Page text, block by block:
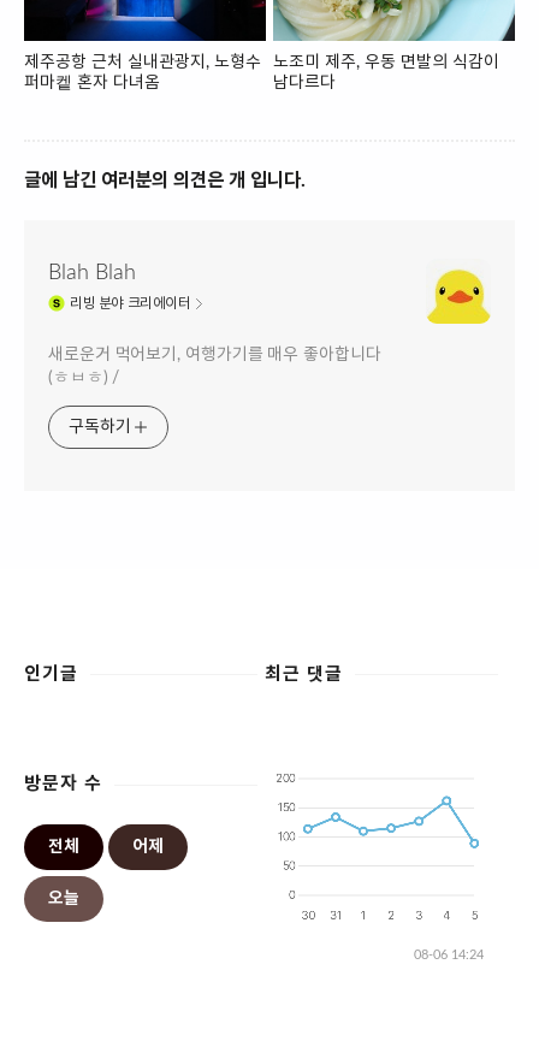
제주공항 근처 실내관광지, 노형수
퍼마켙 혼자 다녀옴
노조미 제주, 우동 면발의 식감이
남다르다
글에 남긴 여러분의 의견은 개 입니다.
Blah Blah
리빙 분야 크리에이터
새로운거 먹어보기, 여행가기를 매우 좋아합니다
(ㅎㅂㅎ) /
구독하기
인기글 최근 댓글
방문자 수
전체 어제
오늘
08-06 14:24